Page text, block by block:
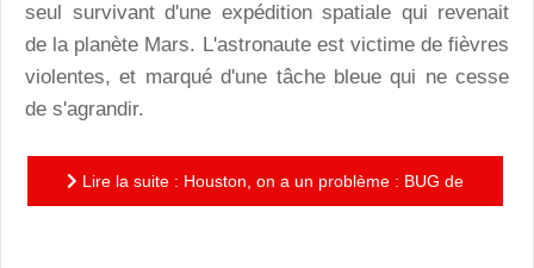
seul survivant d'une expédition spatiale qui revenait
de la planète Mars. L'astronaute est victime de fièvres
violentes, et marqué d'une tâche bleue qui ne cesse
de s'agrandir.
Lire la suite : Houston, on a un problème : BUG de